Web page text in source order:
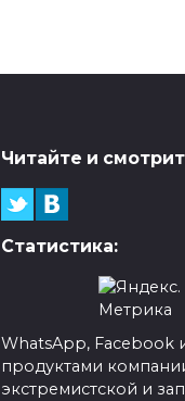
Читайте и
Статистика:
WhatsApp, Facebook
продуктами
экстремистской и